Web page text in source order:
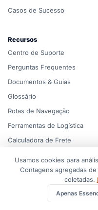
Casos de Sucesso
Recursos
Centro de Suporte
Perguntas Frequentes
Documentos & Guias
Glossário
Rotas de Navegação
Ferramentas de Logística
Calculadora de Frete
Compare Prestadores
Agente de Cargas em Miami
Facilitação de Importação da
Usamos cookies para
Contagens agregadas
coletadas.
Apenas